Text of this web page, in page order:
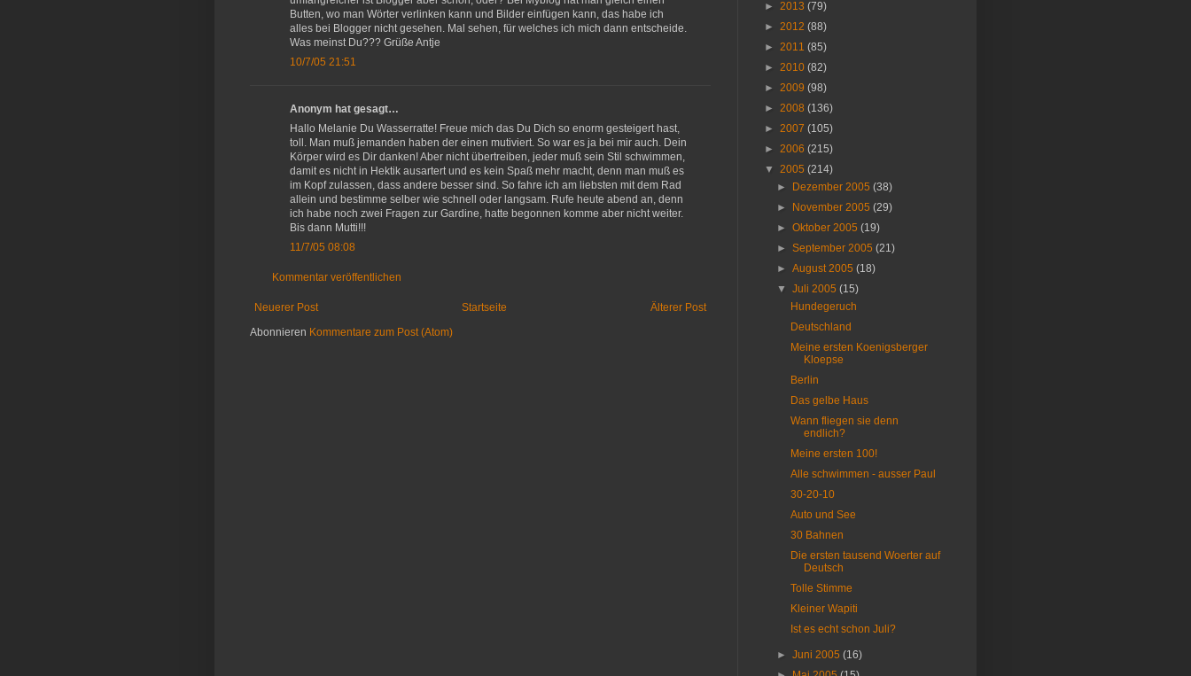
Butten, wo man Wörter verlinken kann und Bilder einfügen kann, das habe ich
alles bei Blogger nicht gesehen. Mal sehen, für welches ich mich dann entscheide.
Was meinst Du??? Grüße Antje
10/7/05 21:51
Anonym hat gesagt…
Hallo Melanie Du Wasserratte! Freue mich das Du Dich so enorm gesteigert hast,
toll. Man muß jemanden haben der einen mutiviert. So war es ja bei mir auch. Dein
Körper wird es Dir danken! Aber nicht übertreiben, jeder muß sein Stil schwimmen,
damit es nicht in Hektik ausartert und es kein Spaß mehr macht, denn man muß es
im Kopf zulassen, dass andere besser sind. So fahre ich am liebsten mit dem Rad
allein und bestimme selber wie schnell oder langsam. Rufe heute abend an, denn
ich habe noch zwei Fragen zur Gardine, hatte begonnen komme aber nicht weiter.
Bis dann Mutti!!!
11/7/05 08:08
Kommentar veröffentlichen
Neuerer Post Älterer Post
Startseite
Abonnieren Kommentare zum Post (Atom)
► 2013 (79)
► 2012 (88)
► 2011 (85)
► 2010 (82)
► 2009 (98)
► 2008 (136)
► 2007 (105)
► 2006 (215)
▼ 2005 (214)
►
Dezember 2005(38)
►
November 2005(29)
►Oktober 2005(19)
►September 2005(21)
►August 2005(18)
▼Juli 2005(15)
Hundegeruch
Deutschland
Meine ersten Koenigsberger
Kloepse
Berlin
Das gelbe Haus
Wann fliegen sie denn
endlich?
Meine ersten 100!
Alle schwimmen - ausser Paul
30-20-10
Auto und See
30 Bahnen
Die ersten tausend Woerter auf
Deutsch
Tolle Stimme
Kleiner Wapiti
Ist es echt schon Juli?
►Juni 2005(16)